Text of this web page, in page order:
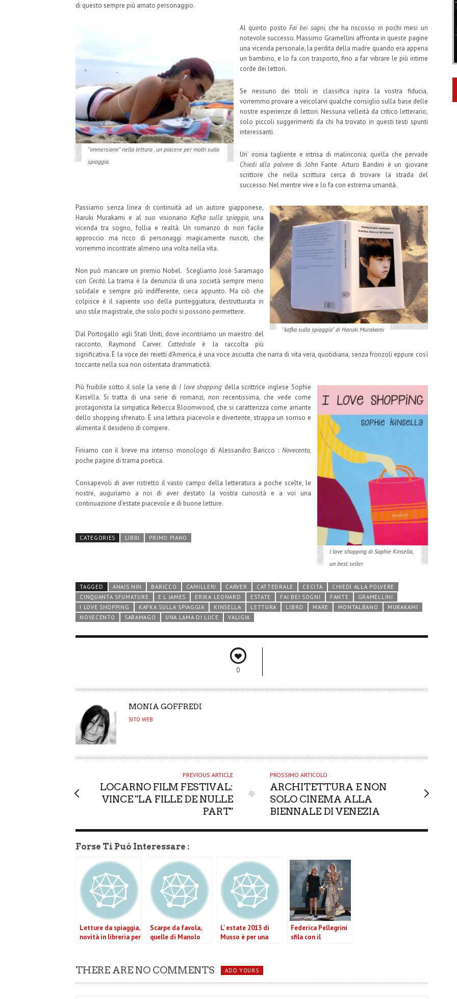
di questo sempre più amato personaggio.
"immersione" nella lettura , un piacere per molti sulla
spiaggia.
Al quinto posto Fai bei sogni, che ha riscosso in pochi mesi un
notevole successo. Massimo Gramellini affronta in queste pagine
una vicenda personale, la perdita della madre quando era appena
un bambino, e lo fa con trasporto, fino a far vibrare le più intime
corde dei lettori.
Se nessuno dei titoli in classifica ispira la vostra fiducia,
vorremmo provare a veicolarvi qualche consiglio sulla base delle
nostre esperienze di lettori. Nessuna velleità da critico letterario,
solo piccoli suggerimenti da chi ha trovato in questi testi spunti
interessanti.
Un’ ironia tagliente e intrisa di malinconia, quella che pervade
Chiedi alla polveredi John Fante. Arturo Bandini è un giovane
scrittore che nella scrittura cerca di trovare la strada del
successo. Nel mentre vive e lo fa con estrema umanità.
"kafka sulla spiaggia" di Haruki Murakami
Passiamo senza linea di continuità ad un autore giapponese,
Haruki Murakami e al suo visionario Kafka sulla spiaggia, una
vicenda tra sogno, follia e realtà. Un romanzo di non facile
approccio ma ricco di personaggi magicamente riusciti, che
vorremmo incontrate almeno una volta nella vita.
Non può mancare un premio Nobel. Scegliamo Josè Saramago
con Cecità. La trama è la denuncia di una società sempre meno
solidale e sempre più indifferente, cieca appunto. Ma ciò che
colpisce è il sapiente uso della punteggiatura, destrutturata in
uno stile magistrale, che solo pochi si possono permettere.
Dal Portogallo agli Stati Uniti, dove incontriamo un maestro del
racconto, Raymond Carver. Cattedrale è la raccolta più
significativa. È la voce dei reietti d’America, è una voce asciutta che narra di vita vera, quotidiana, senza fronzoli eppure così
toccante nella sua non ostentata drammaticità.
I love shopping di Sophie Kinsella,
un best seller
Più fruibile sotto il sole la serie di I love shopping della scrittrice inglese Sophie
Kinsella. Si tratta di una serie di romanzi, non recentissima, che vede come
protagonista la simpatica Rebecca Bloomwood, che si caratterizza come amante
dello shopping sfrenato. È una lettura piacevole e divertente, strappa un sorriso e
alimenta il desiderio di compere.
Finiamo con il breve ma intenso monologo di Alessandro Baricco : Novecento,
poche pagine di trama poetica.
Consapevoli di aver ristretto il vasto campo della letteratura a poche scelte, le
nostre, auguriamo a noi di aver destato la vostra curiosità e a voi una
continuazione d’estate piacevole e di buone letture.
CATEGORIES LIBRI PRIMO PIANO
TAGGED ANAIS NIN BARICCO CAMILLERI CARVER CATTEDRALE CECITÀ
CHIEDI ALLA POLVERE
CINQUANTA SFUMATURE
E L JAMES ERIKA LEONARD ESTATE FAI BEI SOGNI FANTE
GRAMELLINI
I LOVE SHOPPING
KAFKA SULLA SPIAGGIA KINSELLA LETTURA LIBRO MARE MONTALBANO
MURAKAMI
NOVECENTO
SARAMAGO UNA LAMA DI LUCE VALIGIA
0
A
U
O
MONIA GOFFREDI
SITO WEB
PREVIOUS ARTICLE
LOCARNO FILM FESTIVAL:
VINCE "LA FILLE DE NULLE
PART"
PROSSIMO ARTICOLO
ARCHITETTURA E NON
SOLO CINEMA ALLA
BIENNALE DI VENEZIA
Forse Ti Può Interessare :
Letture da spiaggia,
novità in libreria per
Scarpe da favola,
quelle di Manolo
L’ estate 2013 di
Musso è per una
Federica Pellegrini
sfila con il
THERE ARE NO COMMENTS ADD YOURS